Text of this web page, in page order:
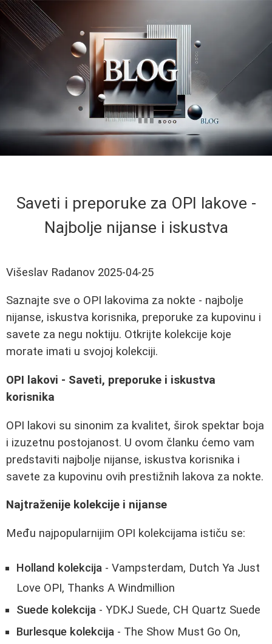
Saveti i preporuke za OPI lakove -
Najbolje nijanse i iskustva
Višeslav Radanov 2025-04-25
Saznajte sve o OPI lakovima za nokte - najbolje
nijanse, iskustva korisnika, preporuke za kupovinu i
savete za negu noktiju. Otkrijte kolekcije koje
morate imati u svojoj kolekciji.
OPI lakovi - Saveti, preporuke i iskustva
korisnika
OPI lakovi su sinonim za kvalitet, širok spektar boja
i izuzetnu postojanost. U ovom članku ćemo vam
predstaviti najbolje nijanse, iskustva korisnika i
savete za kupovinu ovih prestižnih lakova za nokte.
Najtraženije kolekcije i nijanse
Među najpopularnijim OPI kolekcijama ističu se:
Holland kolekcija - Vampsterdam, Dutch Ya Just
Love OPI, Thanks A Windmillion
Suede kolekcija - YDKJ Suede, CH Quartz Suede
Burlesque kolekcija - The Show Must Go On,